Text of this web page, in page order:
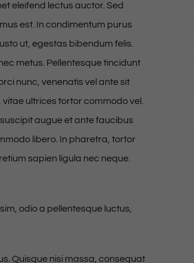
eleifend lectus auctor. Sed
est. In condimentum purus
ut, egestas bibendum felis.
metus. Pellentesque tincidunt
nunc, venenatis vel ante sit
ultrices tortor commodo vel.
augue et ante faucibus
libero. In pharetra, tortor
sapien ligula nec neque.
odio a pellentesque luctus,
Quisque nisi massa, consequat